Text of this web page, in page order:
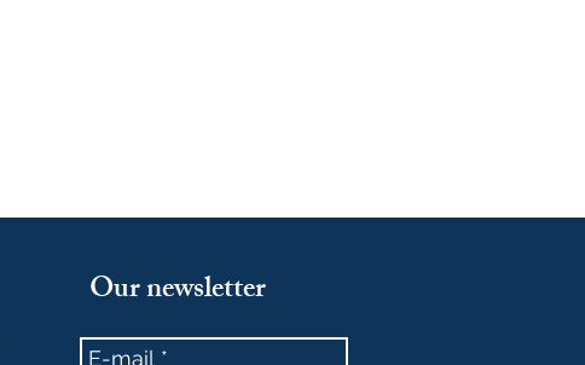
Our newsletter